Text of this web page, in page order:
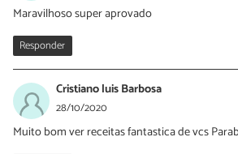
Maravilhoso super aprovado
Responder
Cristiano luis Barbosa
28/10/2020
Muito bom ver receitas fantastica de vcs